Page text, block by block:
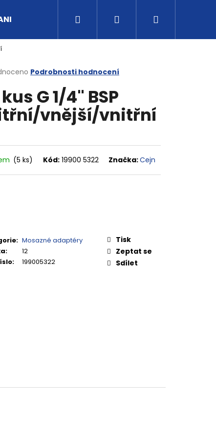
Tipy a rady Kontakty Obchodní
Přihlášení
Podrobnosti hodnocení
G 1/4" BSP
vnější/vnitřní
(5 ks) Kód: 19900 5322 Značka:Cejn
: Mosazné adaptéry
:
12
: 199005322
Tisk
Zeptat se
Sdílet
4" VNITŘNÍ FVMQ